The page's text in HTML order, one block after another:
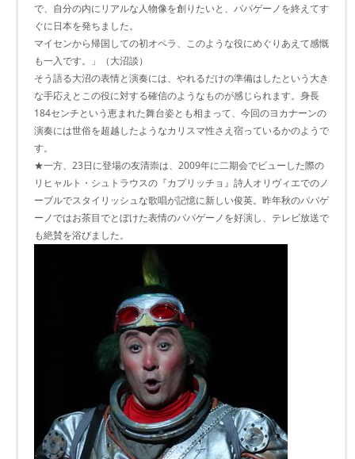
で、自分の内にリアルな人物像を創りたいと、パパゲーノを終えてす
ぐに日本を発ちました。
マイセンから帰国しての初オペラ、このような役にめぐりあえて感慨
も一入です。」（大沼談）
そう語る大沼の表情と演奏には、やれるだけの準備はしたという大き
な手応えとこの役に対する確信のようなものが感じられます。身長
184センチという恵まれた舞台姿とも相まって、今回のヨカナーンの
演奏には世俗を超越したようなカリスマ性さえ宿っているかのようで
す。
★一方、23日に登場の友清崇は、2009年に二期会でビューした際の
リヒャルト・シュトラウスの『カプリッチョ』詩人オリヴィエでのノ
ーブルでスタイリッシュな歌唱が記憶に新しい俊英。昨年秋のパパゲ
ーノではお茶目でとぼけた表情のパパゲーノを好演し、テレビ放送で
も絶賛を浴びました。